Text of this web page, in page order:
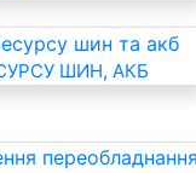
ШИН, АКБ